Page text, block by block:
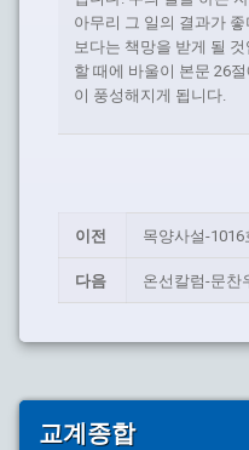
아무리 그 일의 결과가
보다는 책망을 받게 될
할 때에 바울이 본문 26
이 풍성해지게 됩니다.
이전 목양사설-1016
다음 온선칼럼-문찬
교계종합